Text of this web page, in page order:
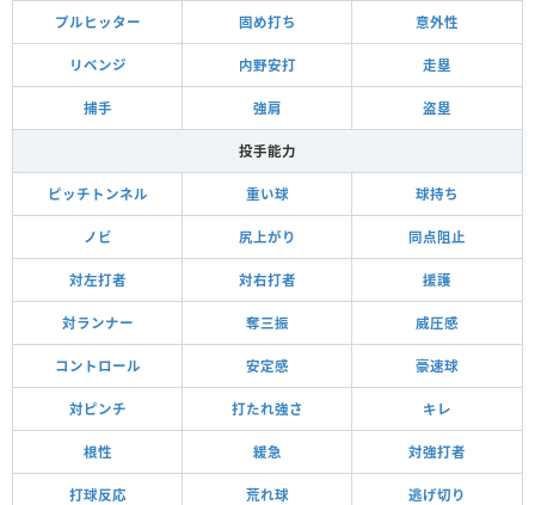
プルヒッター 固め打ち 意外性
リベンジ 内野安打 走塁
捕手 強肩 盗塁
投手能力
ピッチトンネル 重い球 球持ち
ノビ 尻上がり 同点阻止
対左打者 対右打者 援護
対ランナー 奪三振 威圧感
コントロール 安定感 豪速球
対ピンチ 打たれ強さ キレ
根性 緩急 対強打者
打球反応 荒れ球 逃げ切り